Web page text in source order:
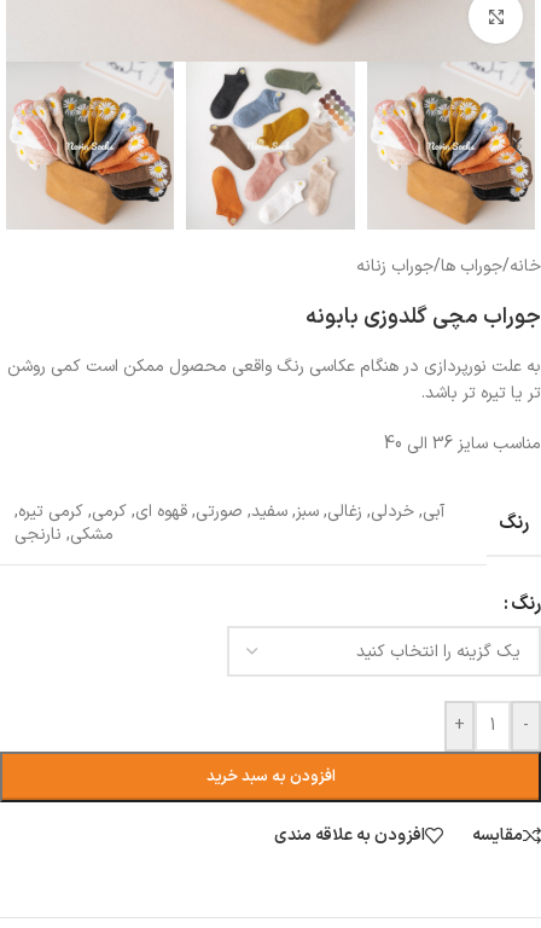
بزرگنمایی تصویر
خانه/جوراب ها/جوراب زنانه
جوراب مچی گلدوزی بابونه
به علت نورپردازی در هنگام عکاسی رنگ واقعی محصول ممکن است کمی روشن
تر یا تیره تر باشد.
مناسب سایز 36 الی 40
رنگ آبی,خردلی, زغالی,سبز,سفید, صورتی,قهوه ای,کرمی,کرمی تیره,
مشکی, نارنجی
رنگ
-
+
افزودن به سبد خرید
مقایسه افزودن به علاقه مندی